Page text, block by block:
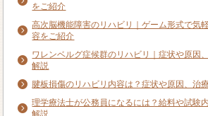
をご紹介
高次脳機能障害のリハビリ｜ゲーム形式で気
容をご紹介
ワレンベルグ症候群のリハビリ｜症状や原因
解説
腱板損傷のリハビリ内容は？症状や原因、治
理学療法士が公務員になるには？給料や試験
解説